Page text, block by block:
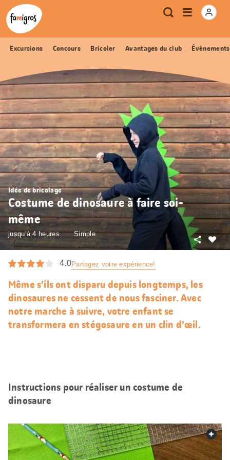
Signets
de
navigation
Header
Logo Métanavigation
RechercheOuvrir
Excursions Concours Bricoler Avantages du club
4.0Partagez votre expérience!
Idée de bricolage
Costume de dinosaure à faire soi-
même
jusqu’à 4 heures
Simple
Partager
Même s’ils ont disparu depuis longtemps, les
dinosaures ne cessent de nous fasciner. Avec
notre marche à suivre, votre enfant se
transformera en stégosaure en un clin d’œil.
Instructions pour réaliser un costume de
dinosaure